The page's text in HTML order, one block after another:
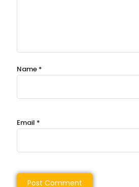
Name *
Email *